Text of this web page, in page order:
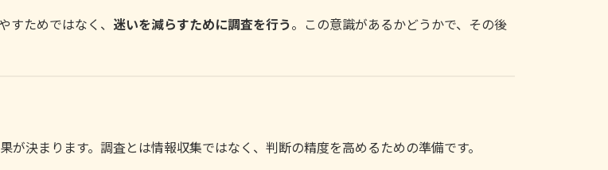
すためではなく、 迷いを減らすために調査を行う 。この意識があるかどうかで、その後
決まります。調査とは情報収集ではなく、判断の精度を高めるための準備です。